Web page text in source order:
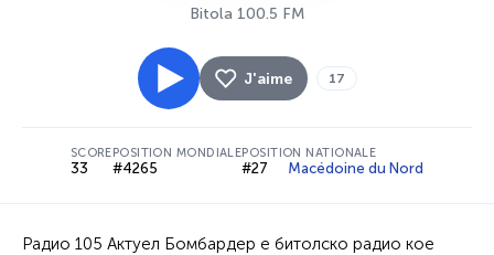
Bitola 100.5 FM
J'aime 17
SCORE
33
POSITION MONDIALE
#4265
POSITION NATIONALE
#27 Macédoine du Nord
Радио 105 Актуел Бомбардер е битолско радио кое